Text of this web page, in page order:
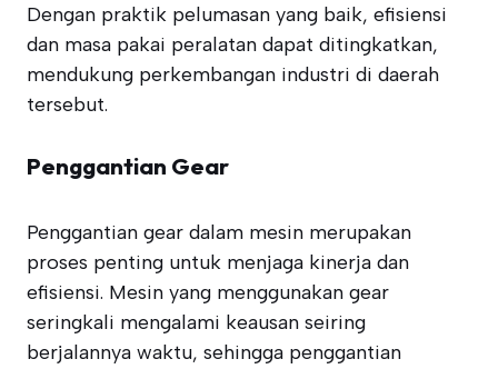
Dengan praktik pelumasan yang baik, efisiensi
dan masa pakai peralatan dapat ditingkatkan,
mendukung perkembangan industri di daerah
tersebut.
Penggantian Gear
Penggantian gear dalam mesin merupakan
proses penting untuk menjaga kinerja dan
efisiensi. Mesin yang menggunakan gear
seringkali mengalami keausan seiring
berjalannya waktu, sehingga penggantian